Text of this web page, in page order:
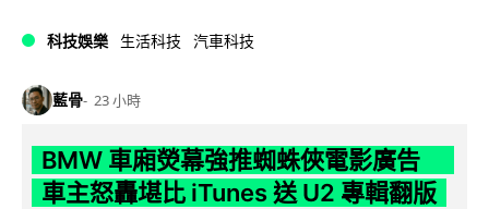
科技娛樂 生活科技 汽車科技
藍骨 23 小時
BMW 車廂熒幕強推蜘蛛俠電影廣告
車主怒轟堪比 iTunes 送 U2 專輯翻版